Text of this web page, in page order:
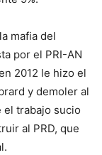
mafia del
por el PRI-AN
2012 le hizo el
y demoler al
el trabajo sucio
al PRD, que